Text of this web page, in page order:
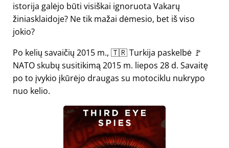
istorija galėjo būti visiškai ignoruota Vakarų
žiniasklaidoje? Ne tik mažai dėmesio, bet iš viso
jokio?
Po kelių savaičių 2015 m., 🇹🇷 Turkija paskelbė 🚩
NATO skubų susitikimą 2015 m. liepos 28 d. Savaitę
po to įvykio įkūrėjo draugas su motociklu nukrypo
nuo kelio.